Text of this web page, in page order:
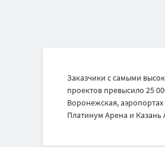
Заказчики с самыми
проектов превысило 25
Воронежская,
Платинум Арена и Казань